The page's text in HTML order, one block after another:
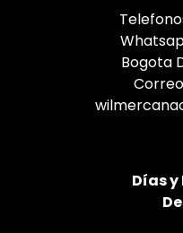
Bogota
Díasy